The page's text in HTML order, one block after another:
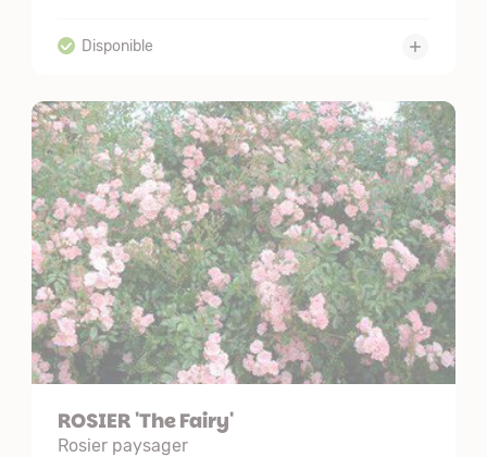
ROSIER 'The Fairy'
Rosier paysager